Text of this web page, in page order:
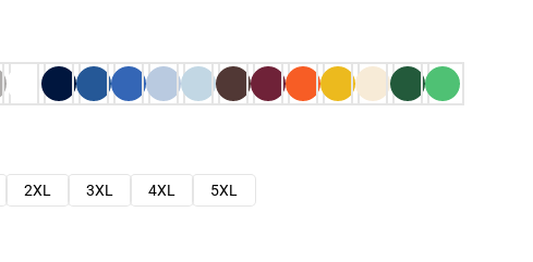
2XL 3XL 4XL
5XL